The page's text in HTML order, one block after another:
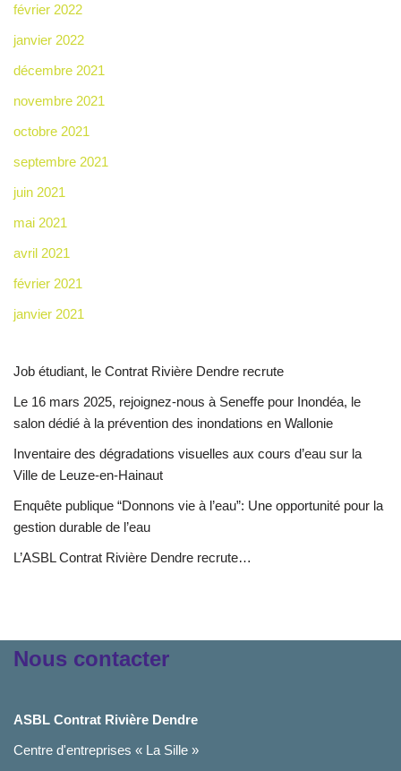
février 2022
janvier 2022
décembre 2021
novembre 2021
octobre 2021
septembre 2021
juin 2021
mai 2021
avril 2021
février 2021
janvier 2021
Job étudiant, le Contrat Rivière Dendre recrute
Le 16 mars 2025, rejoignez-nous à Seneffe pour Inondéa, le
salon dédié à la prévention des inondations en Wallonie
Inventaire des dégradations visuelles aux cours d’eau sur la
Ville de Leuze-en-Hainaut
Enquête publique “Donnons vie à l’eau”: Une opportunité pour la
gestion durable de l’eau
L’ASBL Contrat Rivière Dendre recrute…
Nous contacter
ASBL Contrat Rivière Dendre
Centre d'entreprises « La Sille »